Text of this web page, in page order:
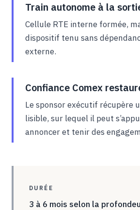
Train autonome à la
Cellule RTE interne formée,
dispositif tenu sans
externe.
Confiance Comex
Le sponsor exécutif récupère
lisible, sur lequel il peut
annoncer et tenir des
DURÉE
3 à 6 mois selon la